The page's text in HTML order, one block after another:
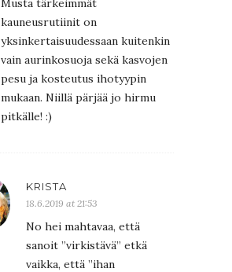
Musta tärkeimmät
kauneusrutiinit on
yksinkertaisuudessaan kuitenkin
vain aurinkosuoja sekä kasvojen
pesu ja kosteutus ihotyypin
mukaan. Niillä pärjää jo hirmu
pitkälle! :)
KRISTA
18.6.2019 at 21:53
No hei mahtavaa, että
sanoit ”virkistävä” etkä
vaikka, että ”ihan